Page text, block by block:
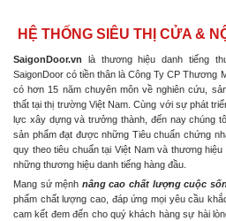
HỆ THỐNG SIÊU THỊ CỬA &
SaigonDoor.vn là thương hiệu danh tiếng
SaigonDoor có tiền thân là Công Ty CP Thương
có hơn 15 năm chuyên môn về nghiên cứu,
thất tại thị trường Việt Nam. Cùng với sự phát
lực xây dựng và trưởng thành, đến nay chúng
sản phẩm đạt được những Tiêu chuẩn chứng
quy theo tiêu chuẩn tại Việt Nam và thương hiệu
những thương hiệu danh tiếng hàng đầu.
Mang sứ mệnh nâng cao chất lượng cuộc
phẩm chất lượng cao, đáp ứng mọi yêu cầu
cam kết đem đến cho quý khách hàng sự hài